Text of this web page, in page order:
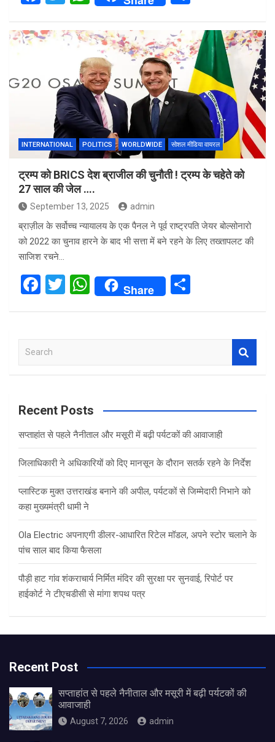
ce
o
o
tt
er
h
at
s
A
p
p
ar
e
INTERNATIONAL POLITICS WORLDWIDE सोशल मीडिया वायरल
ट्रम्प को BRICS देश ब्राजील की चुनौती ! ट्रम्प के चहेते को
27 साल की जेल ….
September 13, 2025 admin
ब्राज़ील के सर्वोच्च न्यायालय के एक पैनल ने पूर्व राष्ट्रपति जेयर बोल्सोनारो
को 2022 का चुनाव हारने के बाद भी सत्ता में बने रहने के लिए तख्तापलट की
साजिश रचने…
F
b
o
o
k
T
W
h
p
p
Share
a
c
Recent Posts
सप्ताहांत से पहले नैनीताल और मसूरी में बढ़ी पर्यटकों की आवाजाही
जिलाधिकारी ने अधिकारियों को दिए मानसून के दौरान सतर्क रहने के निर्देश
प्लास्टिक मुक्त उत्तराखंड बनाने की अपील, पर्यटकों से जिम्मेदारी निभाने को
कहा मुख्यमंत्री धामी ने
Ola Electric अपनाएगी डीलर-आधारित रिटेल मॉडल, अपने स्टोर चलाने के
पांच साल बाद किया फैसला
पौड़ी हाट गांव शंकराचार्य निर्मित मंदिर की सुरक्षा पर सुनवाई, रिपोर्ट पर
हाईकोर्ट ने टीएचडीसी से मांगा शपथ पत्र
Recent Post
सप्ताहांत से पहले नैनीताल और मसूरी में बढ़ी पर्यटकों की
आवाजाही
August 7, 2026 admin